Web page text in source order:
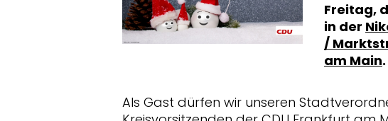
Freitag,
in der
/
am Main.
Als Gast dürfen wir unseren